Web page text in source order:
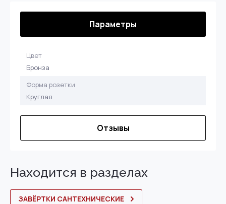
Параметры
Цвет
Бронза
Форма розетки
Круглая
Отзывы
Находится в разделах
ЗАВЁРТКИ САНТЕХНИЧЕСКИЕ